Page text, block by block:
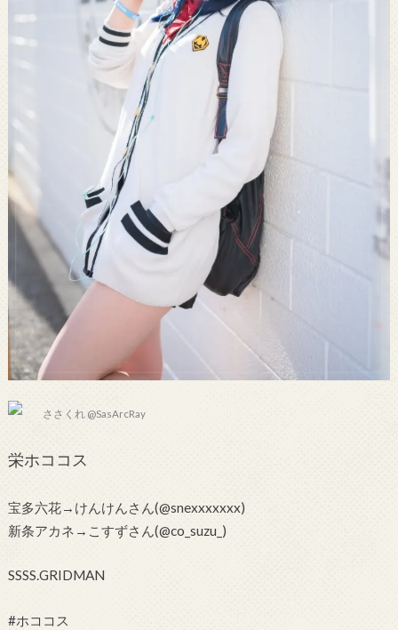
ささくれ @SasArcRay
栄ホココス
宝多六花→けんけんさん(@snexxxxxxx)
新条アカネ→こすずさん(@co_suzu_)
SSSS.GRIDMAN
#ホココス